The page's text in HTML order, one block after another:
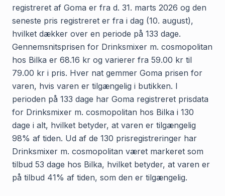
registreret af Goma er fra d. 31. marts 2026 og den
seneste pris registreret er fra i dag (10. august),
hvilket dækker over en periode på 133 dage.
Gennemsnitsprisen for Drinksmixer m. cosmopolitan
hos Bilka er 68.16 kr og varierer fra 59.00 kr til
79.00 kr i pris. Hver nat gemmer Goma prisen for
varen, hvis varen er tilgængelig i butikken. I
perioden på 133 dage har Goma registreret prisdata
for Drinksmixer m. cosmopolitan hos Bilka i 130
dage i alt, hvilket betyder, at varen er tilgængelig
98% af tiden. Ud af de 130 prisregistreringer har
Drinksmixer m. cosmopolitan været markeret som
tilbud 53 dage hos Bilka, hvilket betyder, at varen er
på tilbud 41% af tiden, som den er tilgængelig.